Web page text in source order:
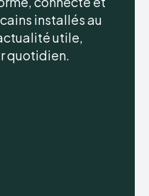
installés au
utile,
quotidien.